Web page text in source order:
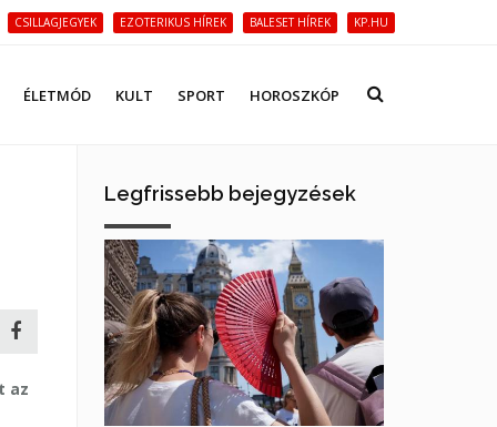
CSILLAGJEGYEK EZOTERIKUS HÍREK BALESET HÍREK KP.HU
ÉLETMÓD KULT SPORT HOROSZKÓP
az
Legfrissebb bejegyzések